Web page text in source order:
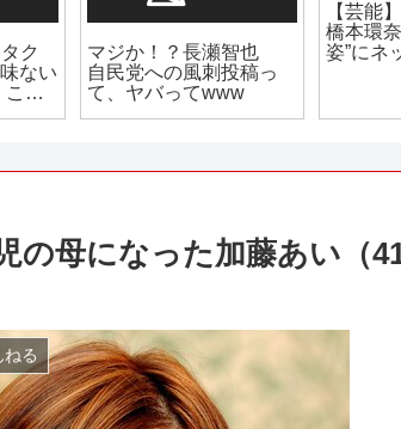
ク
ない
の
マジか！？長瀬智也
自民党への風刺投稿っ
て、ヤバってwww
【芸能
橋本環
姿”にネ
の母になった加藤あい（
る